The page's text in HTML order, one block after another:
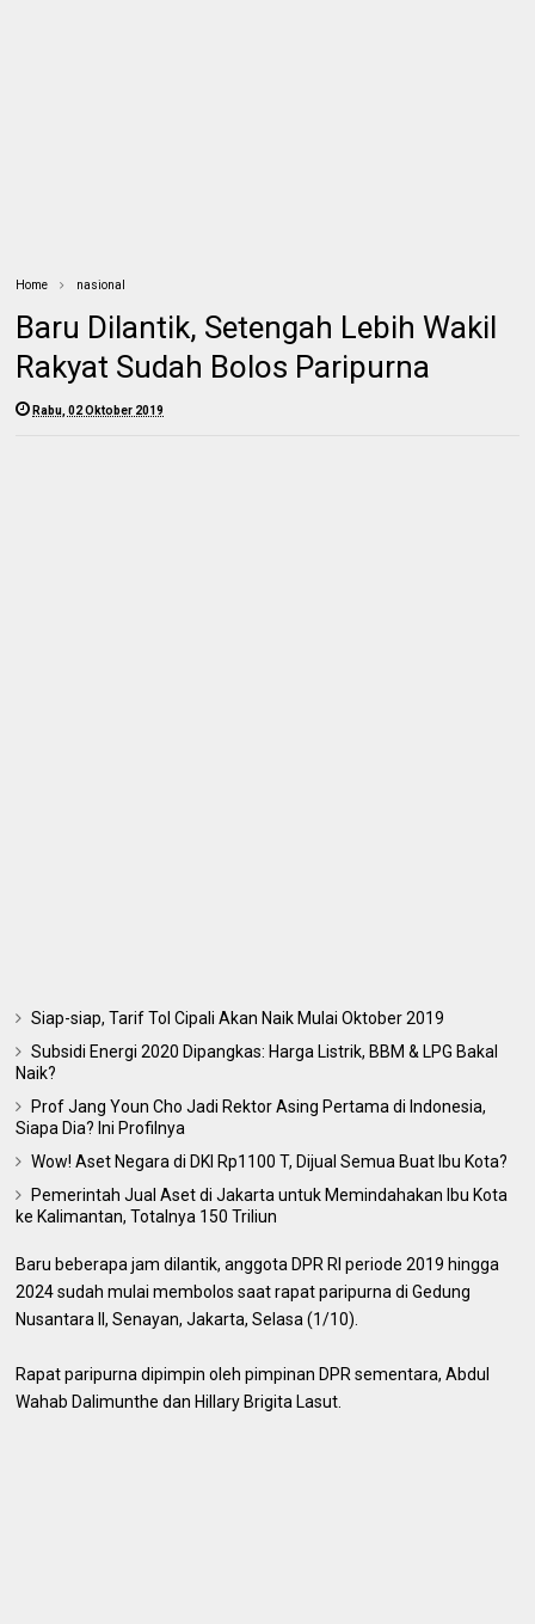
Home nasional
Baru Dilantik, Setengah Lebih Wakil
Rakyat Sudah Bolos Paripurna
Rabu, 02 Oktober 2019
Siap-siap, Tarif Tol Cipali Akan Naik Mulai Oktober 2019
Subsidi Energi 2020 Dipangkas: Harga Listrik, BBM & LPG Bakal
Naik?
Prof Jang Youn Cho Jadi Rektor Asing Pertama di Indonesia,
Siapa Dia? Ini Profilnya
Wow! Aset Negara di DKI Rp1100 T, Dijual Semua Buat Ibu Kota?
Pemerintah Jual Aset di Jakarta untuk Memindahakan Ibu Kota
ke Kalimantan, Totalnya 150 Triliun
Baru beberapa jam dilantik, anggota DPR RI periode 2019 hingga
2024 sudah mulai membolos saat rapat paripurna di Gedung
Nusantara II, Senayan, Jakarta, Selasa (1/10).
Rapat paripurna dipimpin oleh pimpinan DPR sementara, Abdul
Wahab Dalimunthe dan Hillary Brigita Lasut.